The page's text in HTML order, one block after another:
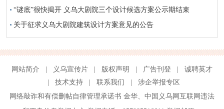
“谜底”很快揭开 义乌大剧院三个设计候选方案公示期结束
关于征求义乌大剧院建筑设计方案意见的公告
网站简介 义乌宣传片 版权声明 广告刊登
诚聘英才
技术支持 联系我们
涉企举报专区
网络敲诈和有偿删帖自律管理承诺书 金华、 中国义乌网互联网违法